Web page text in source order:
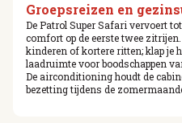
Groepsreizen en
De Patrol Super Safari vervoert
comfort op de eerste twee
kinderen of kortere ritten; klap je
laadruimte voor boodschappen
De airconditioning houdt de
bezetting tijdens de